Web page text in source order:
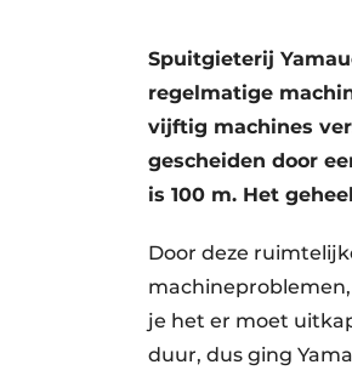
Spuitgieterij
regelmatige
vijftig machines
gescheiden door
is 100 m. Het
Door deze
je het er moet
duur, dus ging